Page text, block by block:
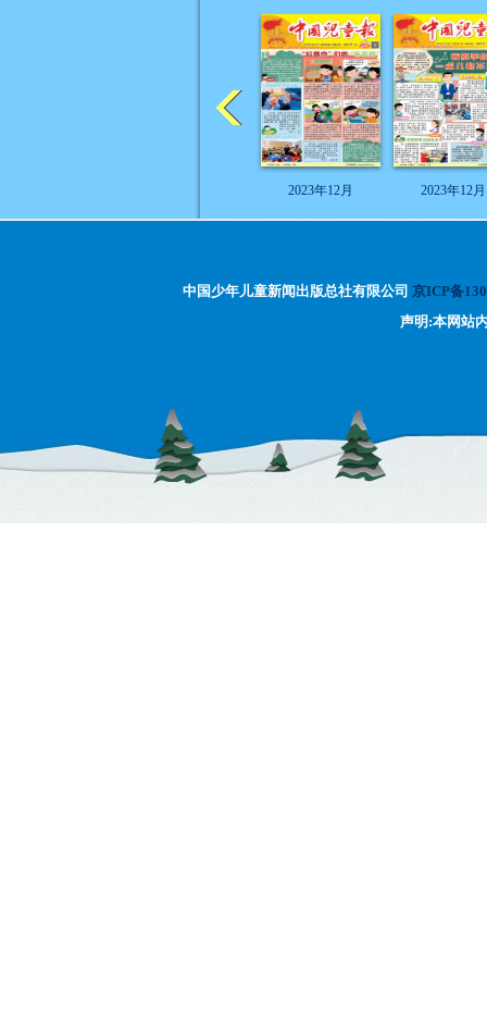
2023年12月 2023年12月
中国少年儿童新闻出版总社有限公司 京ICP备
声明:本网站